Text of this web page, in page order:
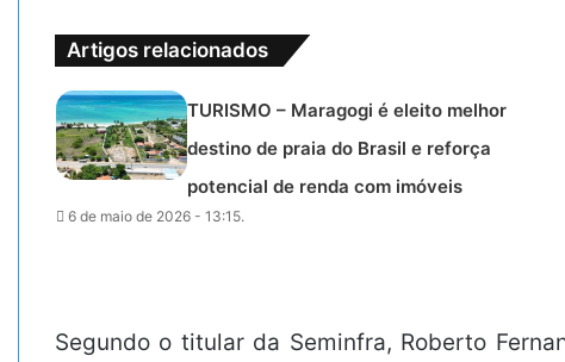
Artigos relacionados
TURISMO – Maragogi é eleito melhor
destino de praia do Brasil e reforça
potencial de renda com imóveis
6 de maio de 2026 - 13:15.
Segundo o titular da Seminfra, Roberto